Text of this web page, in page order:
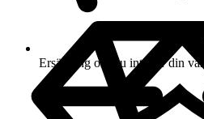
Ersättning om du inte får din vara